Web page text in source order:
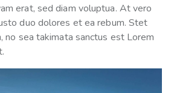
erat, sed diam voluptua. At vero
duo dolores et ea rebum. Stet
no sea takimata sanctus est Lorem